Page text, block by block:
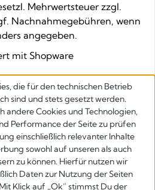
Mehrwertsteuer zzgl.
Nachnahmegebühren, wenn
angegeben.
mit Shopware
die für den technischen Betrieb
sind und stets gesetzt werden.
andere Cookies und Technologien,
Performance der Seite zu prüfen
einschließlich relevanter Inhalte
sowohl auf unseren als auch
zu können. Hierfür nutzen wir
Daten zur Nutzung der Seiten
Klick auf „Ok” stimmst Du der